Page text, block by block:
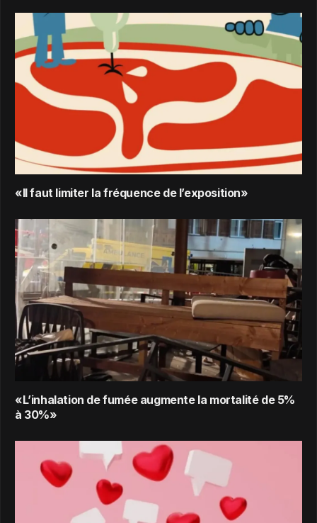
«Il faut limiter la fréquence de l’exposition»
«L’inhalation de fumée augmente la mortalité de 5%
à 30%»